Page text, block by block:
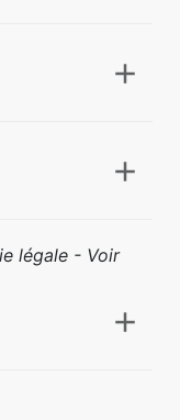
légale - Voir